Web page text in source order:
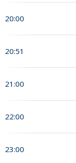
20:00
20:51
21:00
22:00
23:00